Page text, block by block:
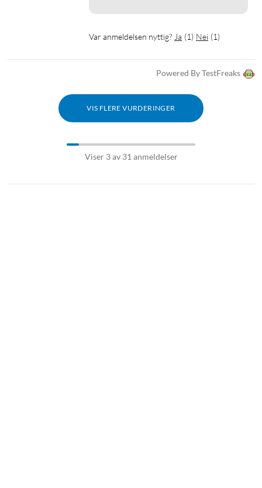
Var anmeldelsen nyttig? Ja (1) Nei (1)
Powered By TestFreaks
VIS FLERE VURDERINGER
Viser 3 av 31 anmeldelser